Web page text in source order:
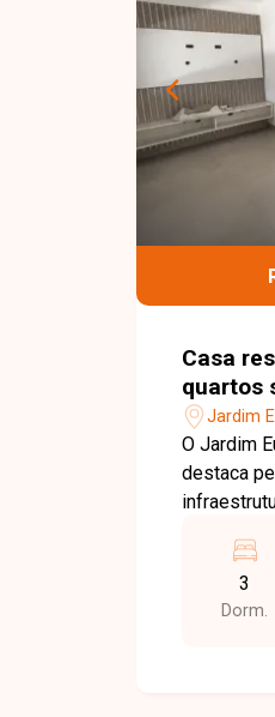
Casa
quartos
Jardim
MG
Jardim
O Jardim
destaca
região
escolas,
serviços
3
Dorm.